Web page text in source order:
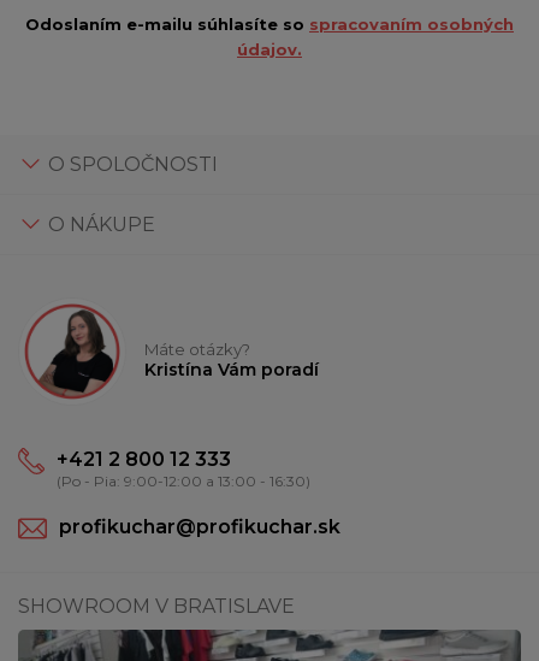
Odoslaním e-mailu súhlasíte so spracovaním osobných
údajov.
O SPOLOČNOSTI
O NÁKUPE
Máte otázky?
Kristína Vám poradí
+421 2 800 12 333
(Po - Pia: 9:00-12:00 a 13:00 - 16:30)
profikuchar@profikuchar.sk
SHOWROOM V BRATISLAVE